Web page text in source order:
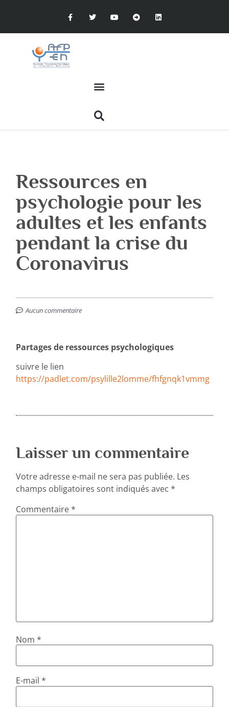
Ressources en
psychologie pour les
adultes et les enfants
pendant la crise du
Coronavirus
Aucun commentaire
Partages de ressources psychologiques
suivre le lien
https://padlet.com/psylille2lomme/fhfgnqk1vmmg
Laisser un commentaire
Votre adresse e-mail ne sera pas publiée. Les
champs obligatoires sont indiqués avec*
Commentaire*
Nom*
E-mail*